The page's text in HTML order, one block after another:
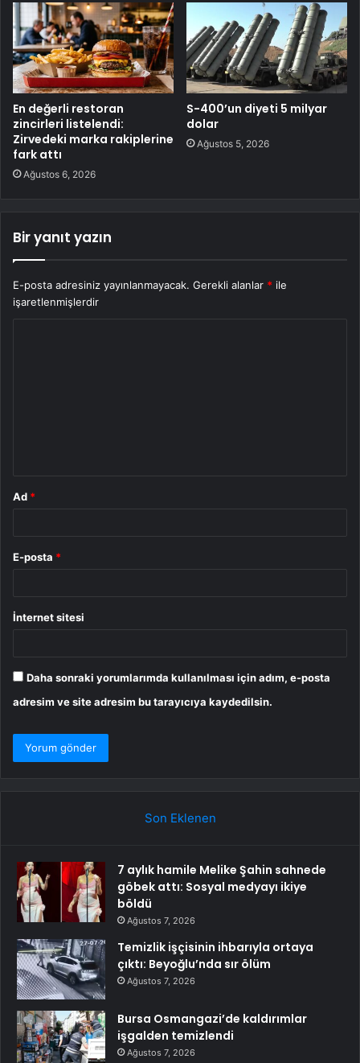
En değerli restoran
zincirleri listelendi:
Zirvedeki marka rakiplerine
fark attı
Ağustos 6, 2026
S-400’un diyeti 5 milyar
dolar
Ağustos 5, 2026
Bir yanıt yazın
E-posta adresiniz yayınlanmayacak. Gerekli alanlar * ile
işaretlenmişlerdir
Ad *
E-posta *
İnternet sitesi
Daha sonraki yorumlarımda kullanılması için adım, e-posta
adresim ve site adresim bu tarayıcıya kaydedilsin.
Son Eklenen
7 aylık hamile Melike Şahin sahnede
göbek attı: Sosyal medyayı ikiye
böldü
Ağustos 7, 2026
Temizlik işçisinin ihbarıyla ortaya
çıktı: Beyoğlu’nda sır ölüm
Ağustos 7, 2026
Bursa Osmangazi’de kaldırımlar
işgalden temizlendi
Ağustos 7, 2026